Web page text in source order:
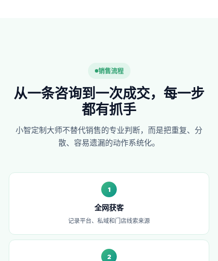
销售流程
从一条咨询到一次成交，每一步
都有抓手
小智定制大师不替代销售的专业判断，而是把重复、分
散、容易遗漏的动作系统化。
1
全网获客
记录平台、私域和门店线索来源
2